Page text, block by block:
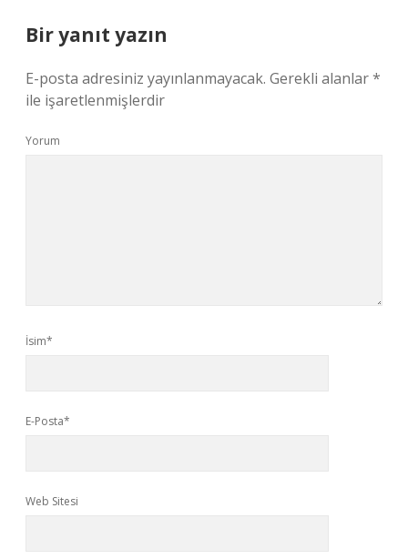
Bir yanıt yazın
E-posta adresiniz yayınlanmayacak. Gerekli alanlar*
ile işaretlenmişlerdir
Yorum
İsim*
E-Posta*
Web Sitesi